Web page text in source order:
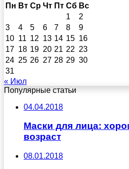
Пн Вт Ср Чт Пт Сб Вс
1
2
3
4 5 6 7 8
9
10 11 12 13 14 15 16
17 18 19 20 21 22 23
24 25 26 27 28 29 30
31
« Июл
Популярные статьи
04.04.2018
Маски для лица:
возраст
08.01.2018